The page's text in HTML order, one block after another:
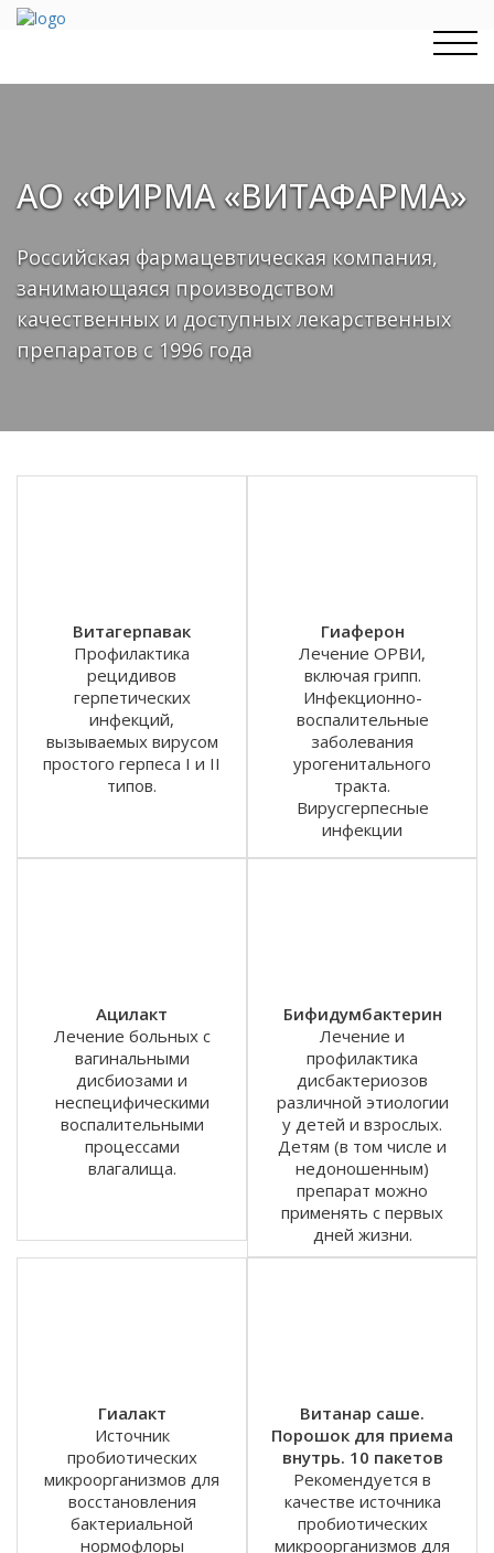
Перейти
АО «ФИРМА «ВИТАФАРМА»
Российская фармацевтическая компания,
занимающаяся производством
качественных и доступных лекарственных
препаратов с 1996 года
Витагерпавак
Профилактика
рецидивов
герпетических
инфекций,
вызываемых вирусом
простого герпеса I и II
типов.
Гиаферон
Лечение ОРВИ,
включая грипп.
Инфекционно-
воспалительные
заболевания
урогенитального
тракта.
Вирусгерпесные
инфекции
Ацилакт
Лечение больных с
вагинальными
дисбиозами и
неспецифическими
воспалительными
процессами
влагалища.
Бифидумбактерин
Лечение и
профилактика
дисбактериозов
различной этиологии
у детей и взрослых.
Детям (в том числе и
недоношенным)
препарат можно
применять с первых
дней жизни.
Гиалакт
Источник
пробиотических
микроорганизмов для
восстановления
бактериальной
нормофлоры
Витанар саше.
Порошок для приема
внутрь. 10 пакетов
Рекомендуется в
качестве источника
пробиотических
микроорганизмов для